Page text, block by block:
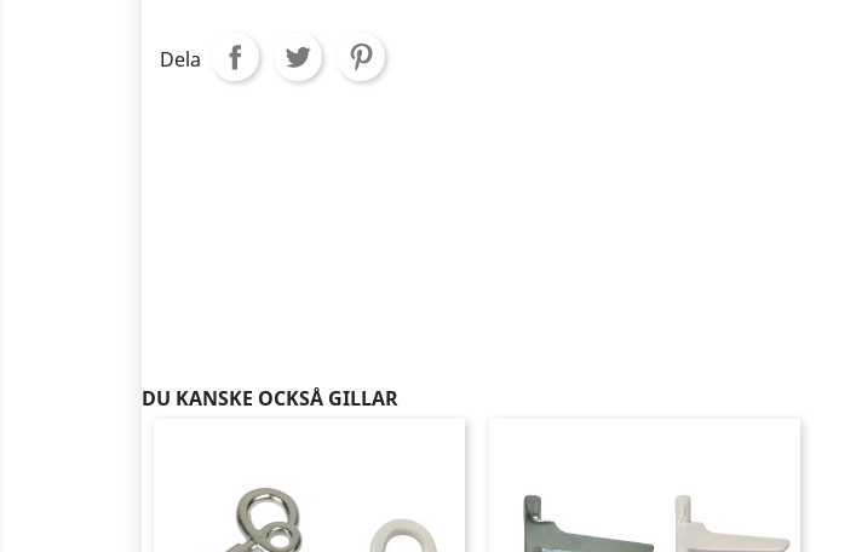
Dela
DU KANSKE OCKSÅ GILLAR